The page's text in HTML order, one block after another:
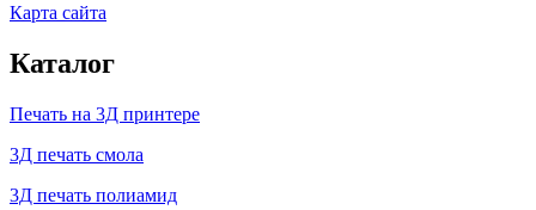
Карта сайта
Каталог
Печать на 3Д принтере
3Д печать смола
3Д печать полиамид